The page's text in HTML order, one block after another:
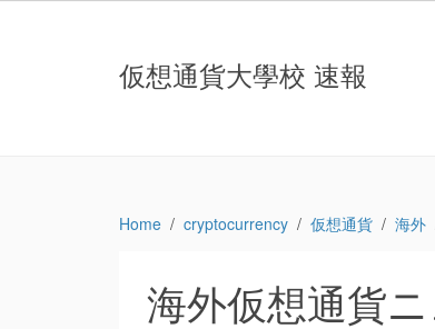
仮想通貨大學校 速報
Home cryptocurrency 仮想通貨 海外
海外仮想通貨